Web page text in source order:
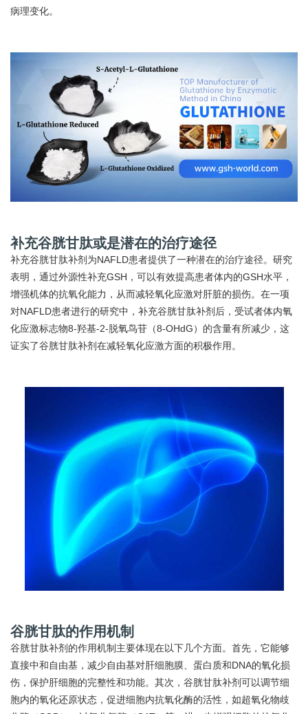
病理变化。
补充谷胱甘肽或是潜在的治疗途径
补充谷胱甘肽补剂为NAFLD患者提供了一种潜在的治疗途径。研究
表明，通过外源性补充GSH，可以有效提高患者体内的GSH水平，
增强机体的抗氧化能力，从而减轻氧化应激对肝脏的损伤。在一项
对NAFLD患者进行的研究中，补充谷胱甘肽补剂后，受试者体内氧
化应激标志物8-羟基-2-脱氧鸟苷（8-OHdG）的含量有所减少，这
证实了谷胱甘肽补剂在减轻氧化应激方面的积极作用。
谷胱甘肽的作用机制
谷胱甘肽补剂的作用机制主要体现在以下几个方面。首先，它能够
直接中和自由基，减少自由基对肝细胞膜、蛋白质和DNA的氧化损
伤，保护肝细胞的完整性和功能。其次，谷胱甘肽补剂可以调节细
胞内的氧化还原状态，促进细胞内抗氧化酶的活性，如超氧化物歧